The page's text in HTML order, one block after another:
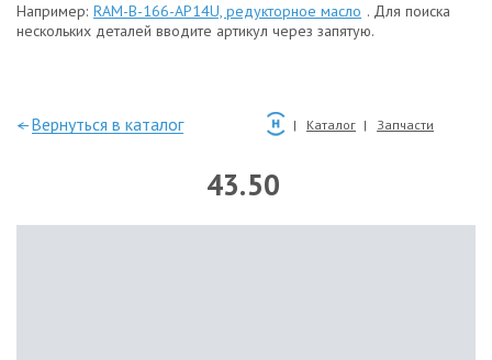
Например: RAM-B-166-AP14U, редукторное масло . Для поиска
нескольких деталей вводите артикул через запятую.
—Вернуться в каталог Каталог Запчасти
43.50